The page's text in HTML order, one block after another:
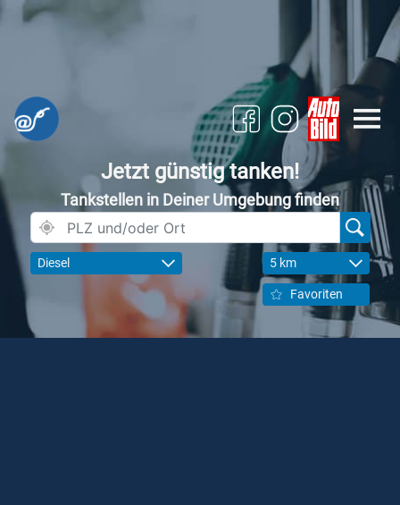
Jetzt günstig tanken!
Tankstellen in Deiner Umgebung finden
Diesel 5 km
Favoriten